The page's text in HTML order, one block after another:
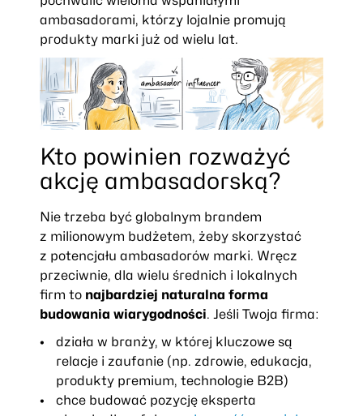
ambasadorami, którzy lojalnie promują
produkty marki już od wielu lat.
Kto powinien rozważyć
akcję ambasadorską?
Nie trzeba być globalnym brandem
z milionowym budżetem, żeby skorzystać
z potencjału ambasadorów marki. Wręcz
przeciwnie, dla wielu średnich i lokalnych
firm to najbardziej naturalna forma
budowania wiarygodności. Jeśli Twoja firma:
działa w branży, w której kluczowe są
relacje i zaufanie (np. zdrowie, edukacja,
produkty premium, technologie B2B)
chce budować pozycję eksperta